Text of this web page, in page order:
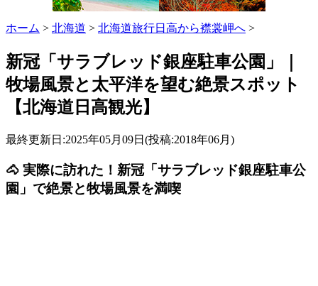
ホーム > 北海道 > 北海道旅行日高から襟裳岬へ >
新冠「サラブレッド銀座駐車公園」｜
牧場風景と太平洋を望む絶景スポット
【北海道日高観光】
最終更新日:2025年05月09日(投稿:2018年06月)
🐴 実際に訪れた！新冠「サラブレッド銀座駐車公
園」で絶景と牧場風景を満喫